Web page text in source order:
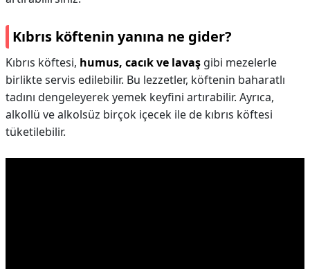
Kıbrıs köftenin yanına ne gider?
Kıbrıs köftesi, humus, cacık ve lavaş gibi mezelerle
birlikte servis edilebilir. Bu lezzetler, köftenin baharatlı
tadını dengeleyerek yemek keyfini artırabilir. Ayrıca,
alkollü ve alkolsüz birçok içecek ile de kıbrıs köftesi
tüketilebilir.